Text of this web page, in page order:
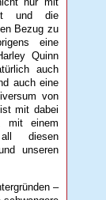
und die
Bezug zu
eine
Quinn
auch
auch eine
von
mit dabei
mit einem
diesen
unseren
–